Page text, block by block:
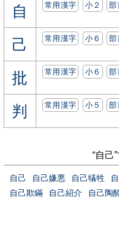
自 常用漢字 小２ 部
己 常用漢字 小６ 部
批 常用漢字 小６ 部
判 常用漢字 小５ 部
“自己
自己 自己嫌悪 自己犠牲
自己欺瞞
自己紹介 自己陶